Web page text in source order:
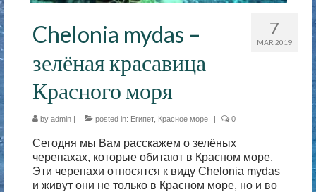
7
MAR 2019
Chelonia mydas –
зелёная красавица
Красного моря
by admin | posted in: Египет, Красное море | 0
Сегодня мы Вам расскажем о зелёных
черепахах, которые обитают в Красном море.
Эти черепахи относятся к виду Chelonia mydas
и живут они не только в Красном море, но и во